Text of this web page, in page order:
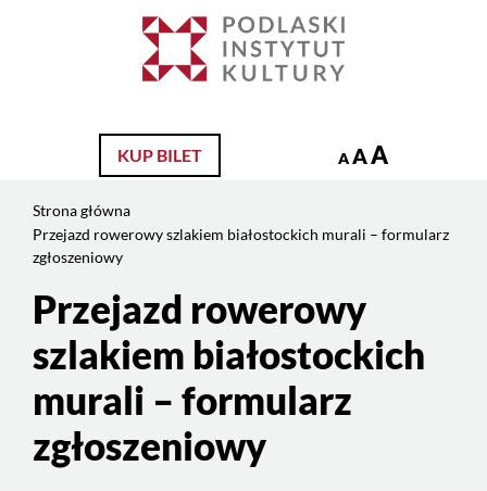
formularz
zgłoszeniowy
KUP BILET A AA
Strona główna
Przejazd rowerowy szlakiem białostockich murali – formularz
zgłoszeniowy
Treść
stronyPrzejazd rowerowy
szlakiem białostockich
murali – formularz
zgłoszeniowy